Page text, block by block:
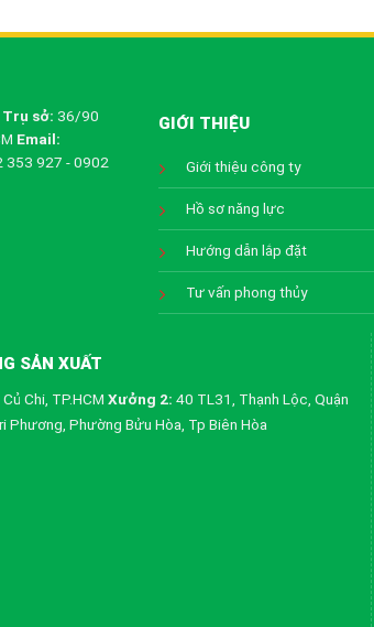
Trụ sở: 36/90
Email:
353 927 - 0902
GIỚI THIỆU
Giới thiệu công ty
Hồ sơ năng lực
Hướng dẫn lắp đặt
Tư vấn phong thủy
SẢN XUẤT
Chi, TP.HCM Xưởng 2: 40 TL31, Thạnh Lộc, Quận
Phương, Phường Bửu Hòa, Tp Biên Hòa